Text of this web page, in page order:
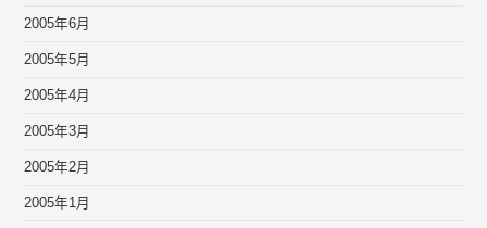
2005年6月
2005年5月
2005年4月
2005年3月
2005年2月
2005年1月